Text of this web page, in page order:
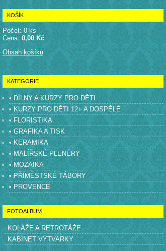
KOŠÍK
Počet: 0 ks
Cena:0,00 Kč
Obsah košíku
KATEGORIE
• DÍLNY A KURZY PRO DĚTI
• KURZY PRO DĚTI 12+ A DOSPĚLÉ
• FLORISTIKA
• GRAFIKA A TISK
• KERAMIKA
• MALÍŘSKÉ PLENÉRY
• MOZAIKA
• PŘÍMĚSTSKÉ TÁBORY
• PROVENCE
FOTOALBUM
KOLÁŽE A RETROTÁŽE
KABINET VÝTVARKY